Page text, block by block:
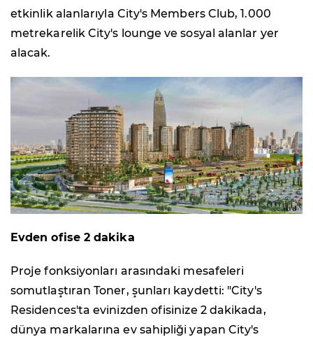
etkinlik alanlarıyla City's Members Club, 1.000
metrekarelik City's lounge ve sosyal alanlar yer
alacak.
Evden ofise 2 dakika
Proje fonksiyonları arasındaki mesafeleri
somutlaştıran Toner, şunları kaydetti: "City's
Residences'ta evinizden ofisinize 2 dakikada,
dünya markalarına ev sahipliği yapan City's